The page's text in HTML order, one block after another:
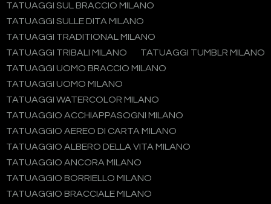
TATUAGGI SUL BRACCIO MILANO
TATUAGGI SULLE DITA MILANO
TATUAGGI TRADITIONAL MILANO
TATUAGGI TRIBALI MILANO
TATUAGGI TUMBLR MILANO
TATUAGGI UOMO BRACCIO MILANO
TATUAGGI UOMO MILANO
TATUAGGI WATERCOLOR MILANO
TATUAGGIO ACCHIAPPASOGNI MILANO
TATUAGGIO AEREO DI CARTA MILANO
TATUAGGIO ALBERO DELLA VITA MILANO
TATUAGGIO ANCORA MILANO
TATUAGGIO BORRIELLO MILANO
TATUAGGIO BRACCIALE MILANO